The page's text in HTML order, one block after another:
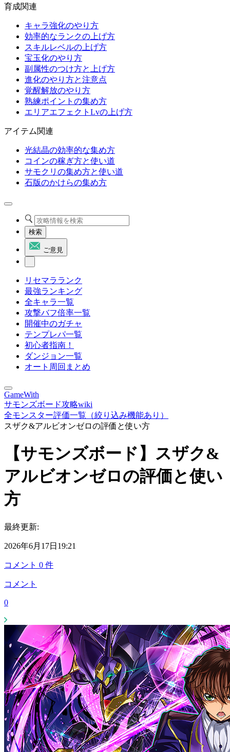
育成関連
キャラ強化のやり方
効率的なランクの上げ方
スキルレベルの上げ方
宝玉化のやり方
副属性のつけ方と上げ方
進化のやり方と注意点
覚醒解放のやり方
熟練ポイントの集め方
エリアエフェクトLvの上げ方
アイテム関連
光結晶の効率的な集め方
コインの稼ぎ方と使い道
サモクリの集め方と使い道
石版のかけらの集め方
検索
ご意見
リセマラランク
最強ランキング
全キャラ一覧
攻撃バフ倍率一覧
開催中のガチャ
テンプレパ一覧
初心者指南！
ダンジョン一覧
オート周回まとめ
GameWith
サモンズボード攻略wiki
全モンスター評価一覧（絞り込み機能あり）
スザク&アルビオンゼロの評価と使い方
【サモンズボード】スザク&
アルビオンゼロの評価と使い
方
最終更新:
2026年6月17日19:21
コメント 0 件
コメント
0